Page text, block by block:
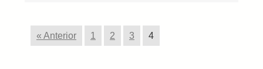
« Anterior 1 2 3 4